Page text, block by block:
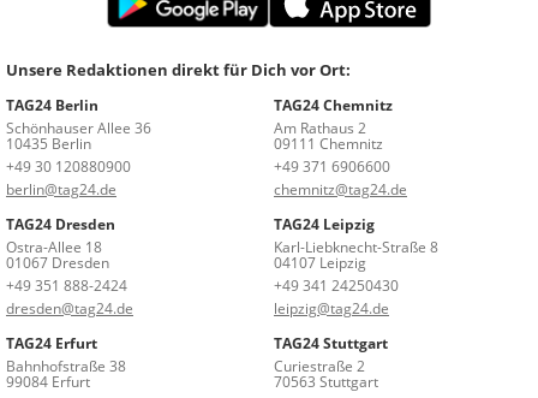
Unsere Redaktionen direkt für Dich vor Ort:
TAG24 Berlin
Schönhauser Allee 36
10435 Berlin
+49 30 120880900
berlin@tag24.de
TAG24 Chemnitz
Am Rathaus 2
09111 Chemnitz
+49 371 6906600
chemnitz@tag24.de
TAG24 Dresden
Ostra-Allee 18
01067 Dresden
+49 351 888-2424
dresden@tag24.de
TAG24 Leipzig
Karl-Liebknecht-Straße 8
04107 Leipzig
+49 341 24250430
leipzig@tag24.de
TAG24 Erfurt
Bahnhofstraße 38
99084 Erfurt
TAG24 Stuttgart
Curiestraße 2
70563 Stuttgart